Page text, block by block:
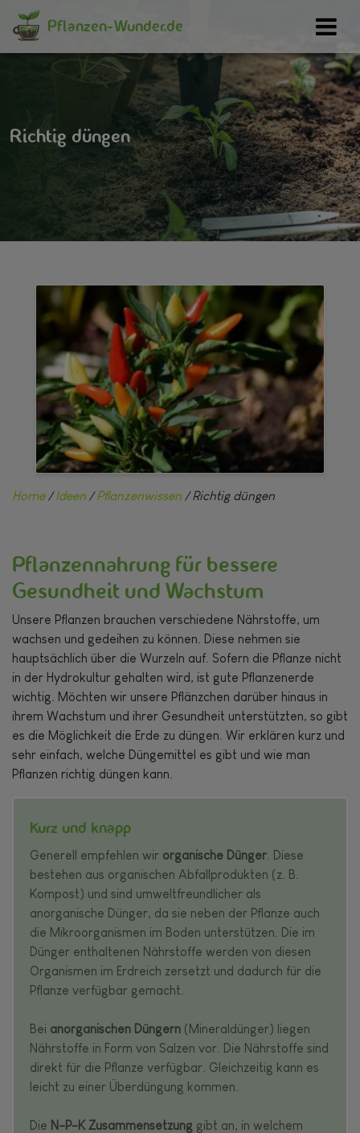
Pflanzen-Wunder.de
Richtig düngen
Home/Ideen /Pflanzenwissen / Richtig düngen
Pflanzennahrung für bessere
Gesundheit und Wachstum
Unsere Pflanzen brauchen verschiedene Nährstoffe, um
wachsen und gedeihen zu können. Diese nehmen sie
hauptsächlich über die Wurzeln auf. Sofern die Pflanze nicht
in der Hydrokultur gehalten wird, ist gute Pflanzenerde
wichtig. Möchten wir unsere Pflänzchen darüber hinaus in
ihrem Wachstum und ihrer Gesundheit unterstützten, so gibt
es die Möglichkeit die Erde zu düngen. Wir erklären kurz und
sehr einfach, welche Düngemittel es gibt und wie man
Pflanzen richtig düngen kann.
Kurz und knapp
Generell empfehlen wir organische Dünger. Diese
bestehen aus organischen Abfallprodukten (z. B.
Kompost) und sind umweltfreundlicher als
anorganische Dünger, da sie neben der Pflanze auch
die Mikroorganismen im Boden unterstützen. Die im
Dünger enthaltenen Nährstoffe werden von diesen
Organismen im Erdreich zersetzt und dadurch für die
Pflanze verfügbar gemacht.
Bei anorganischen Düngern(Mineraldünger) liegen
Nährstoffe in Form von Salzen vor. Die Nährstoffe sind
direkt für die Pflanze verfügbar. Gleichzeitig kann es
leicht zu einer Überdüngung kommen.
Die N-P-K Zusammensetzung gibt an, in welchem